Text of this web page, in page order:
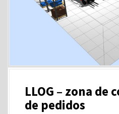
LLOG – zona de
de pedidos